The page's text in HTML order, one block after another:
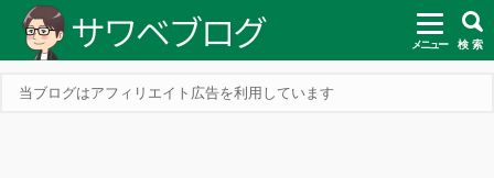
メニュー 検 索
当ブログはアフィリエイト広告を利用しています